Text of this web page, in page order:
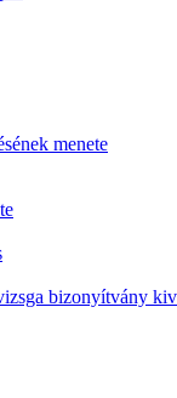
menete
bizonyítvány